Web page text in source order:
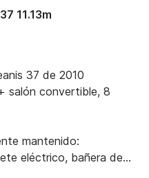
11.13m
37 de 2010
salón convertible, 8
mantenido:
eléctrico, bañera de